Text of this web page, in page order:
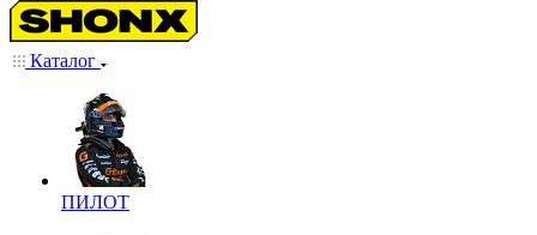
Каталог
ПИЛОТ